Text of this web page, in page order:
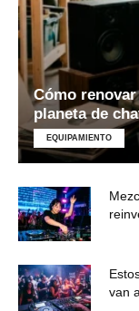
Cómo
planeta de
EQUIPAMIENTO
van